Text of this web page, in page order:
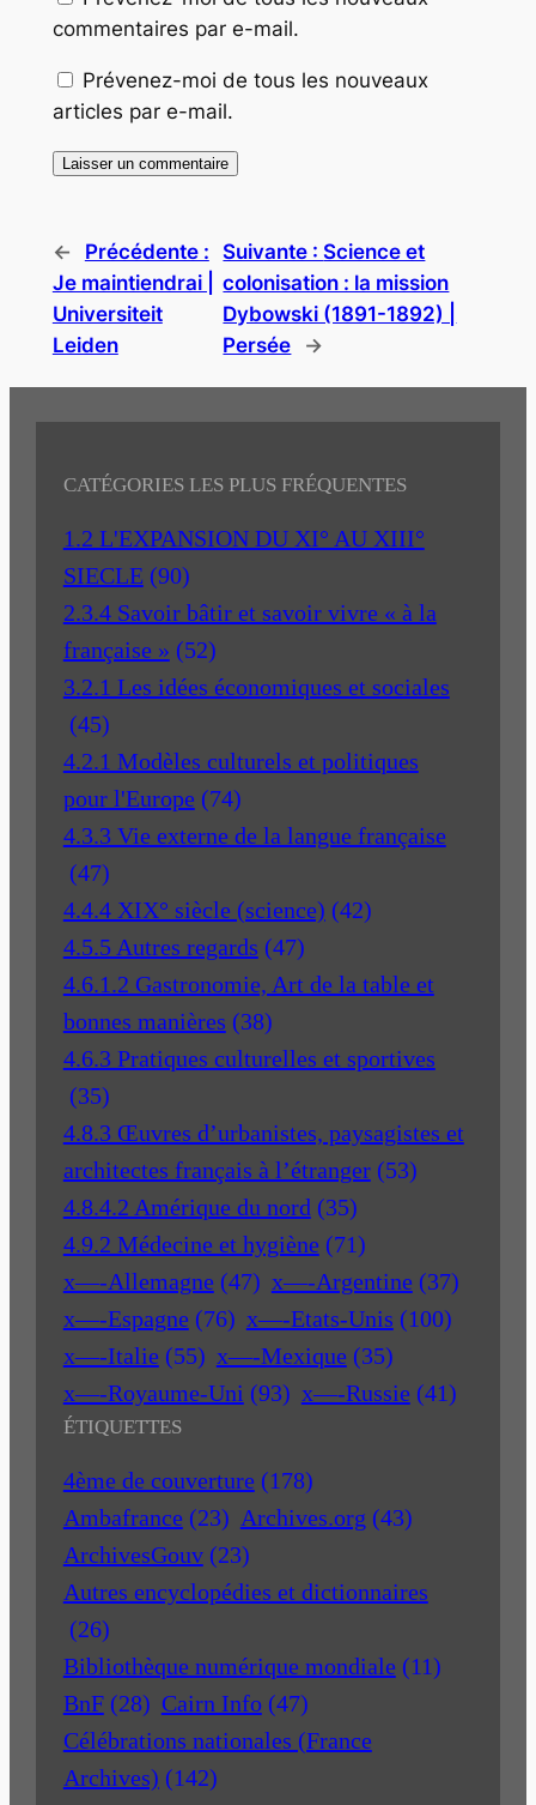
commentaires par e-mail.
Prévenez-moi de tous les nouveaux
articles par e-mail.
←
Précédente :
Je maintiendrai |
Universiteit
Leiden
Suivante :Science et
colonisation : la mission
Dybowski (1891-1892) |
Persée
→
CATÉGORIES LES PLUS FRÉQUENTES
1.2 L'EXPANSION DU XI° AU XIII°
SIECLE (90)
2.3.4 Savoir bâtir et savoir vivre « à la
française » (52)
3.2.1 Les idées économiques et sociales
(45)
4.2.1 Modèles culturels et politiques
pour l'Europe (74)
4.3.3 Vie externe de la langue française
(47)
4.4.4 XIX° siècle (science) (42)
4.5.5 Autres regards (47)
4.6.1.2 Gastronomie, Art de la table et
bonnes manières (38)
4.6.3 Pratiques culturelles et sportives
(35)
4.8.3 Œuvres d’urbanistes, paysagistes et
architectes français à l’étranger (53)
4.8.4.2 Amérique du nord (35)
4.9.2 Médecine et hygiène (71)
x—-Allemagne (47) x—-Argentine (37)
x—-Espagne (76) x—-Etats-Unis (100)
x—-Italie (55) x—-Mexique (35)
x—-Royaume-Uni (93) x—-Russie (41)
ÉTIQUETTES
4ème de couverture (178)
Ambafrance (23) Archives.org (43)
ArchivesGouv (23)
Autres encyclopédies et dictionnaires
(26)
Bibliothèque numérique mondiale (11)
BnF (28) Cairn Info (47)
Célébrations nationales (France
Archives) (142)